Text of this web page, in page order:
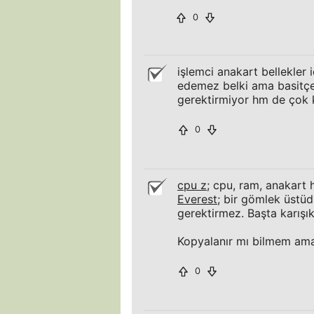
0
işlemci anakart bellekler
edemez belki ama
gerektirmiyor hm de çok
0
cpu z; cpu, ram, anakart
Everest; bir gömlek
gerektirmez. Başta
Kopyalanır mı bilmem
0